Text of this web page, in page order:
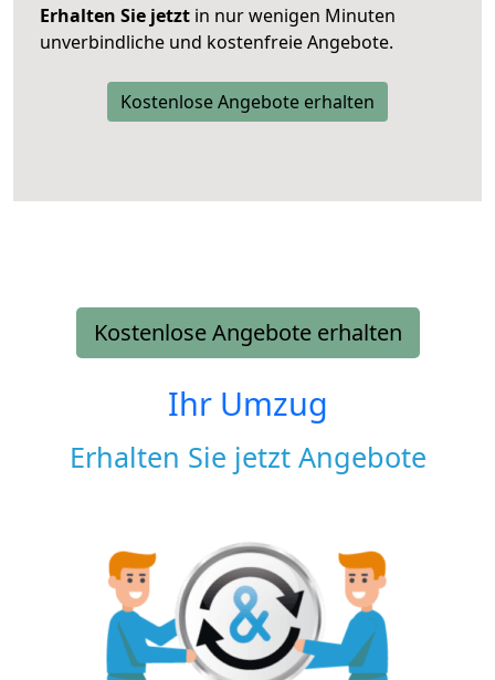
Erhalten Sie jetzt in nur wenigen Minuten
unverbindliche und kostenfreie Angebote.
Kostenlose Angebote erhalten
Kostenlose Angebote erhalten
Ihr Umzug
Erhalten Sie jetzt Angebote